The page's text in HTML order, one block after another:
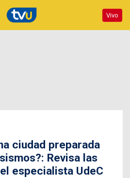
Vivo
ciudad preparada
Revisa las
especialista UdeC